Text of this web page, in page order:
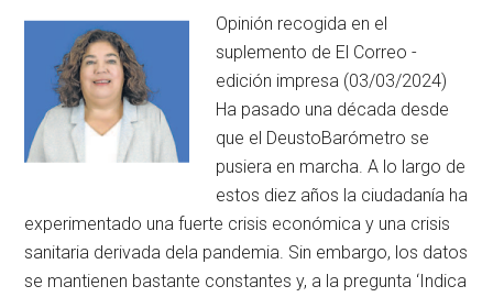
Opinión recogida en el
suplemento de El Correo -
edición impresa (03/03/2024)
Ha pasado una década desde
que el DeustoBarómetro se
pusiera en marcha. A lo largo de
estos diez años la ciudadanía ha
experimentado una fuerte crisis económica y una crisis
sanitaria derivada dela pandemia. Sin embargo, los datos
se mantienen bastante constantes y, a la pregunta ‘Indica